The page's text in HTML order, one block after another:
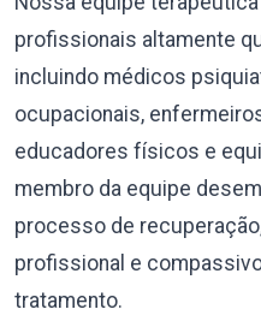
profissionais altamente
incluindo médicos
ocupacionais,
educadores físicos e
membro da equipe
processo de
profissional e
tratamento.